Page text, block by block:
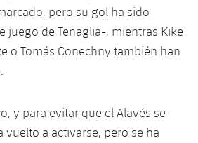
Changers
pero su gol ha sido
juego de Tenaglia-, mientras Kike
o Tomás Conechny también han
y para evitar que el Alavés se
vuelto a activarse, pero se ha